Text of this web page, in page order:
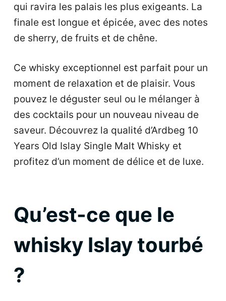
qui ravira les palais les plus exigeants. La
finale est longue et épicée, avec des notes
de sherry, de fruits et de chêne.
Ce whisky exceptionnel est parfait pour un
moment de relaxation et de plaisir. Vous
pouvez le déguster seul ou le mélanger à
des cocktails pour un nouveau niveau de
saveur. Découvrez la qualité d’Ardbeg 10
Years Old Islay Single Malt Whisky et
profitez d’un moment de délice et de luxe.
Qu’est-ce que le
whisky Islay tourbé
?